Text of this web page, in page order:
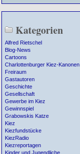
Kategorien
Alfred Rietschel
Blog-News
Cartoons
Charlottenburger Kiez-Kanonen
Freiraum
Gastautoren
Geschichte
Gesellschaft
Gewerbe im Kiez
Gewinnspiel
Grabowskis Katze
Kiez
Kiezfundstücke
KiezRadio
Kiezreportagen
Kinder und Jugendliche